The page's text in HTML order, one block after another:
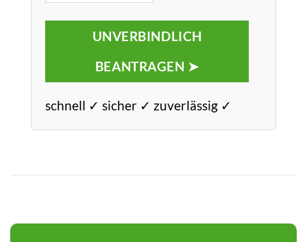
UNVERBINDLICH
BEANTRAGEN ➤
schnell ✓ sicher ✓ zuverlässig ✓